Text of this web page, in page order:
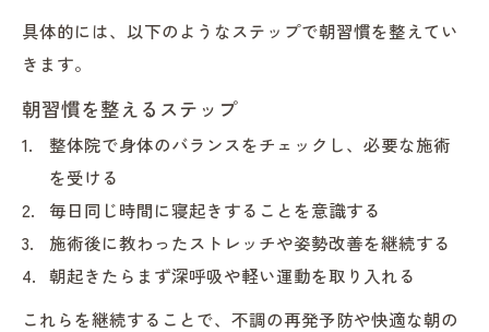
具体的には、以下のようなステップで朝習慣を整えてい
きます。
朝習慣を整えるステップ
整体院で身体のバランスをチェックし、必要な施術
を受ける
毎日同じ時間に寝起きすることを意識する
施術後に教わったストレッチや姿勢改善を継続する
朝起きたらまず深呼吸や軽い運動を取り入れる
これらを継続することで、不調の再発予防や快適な朝の